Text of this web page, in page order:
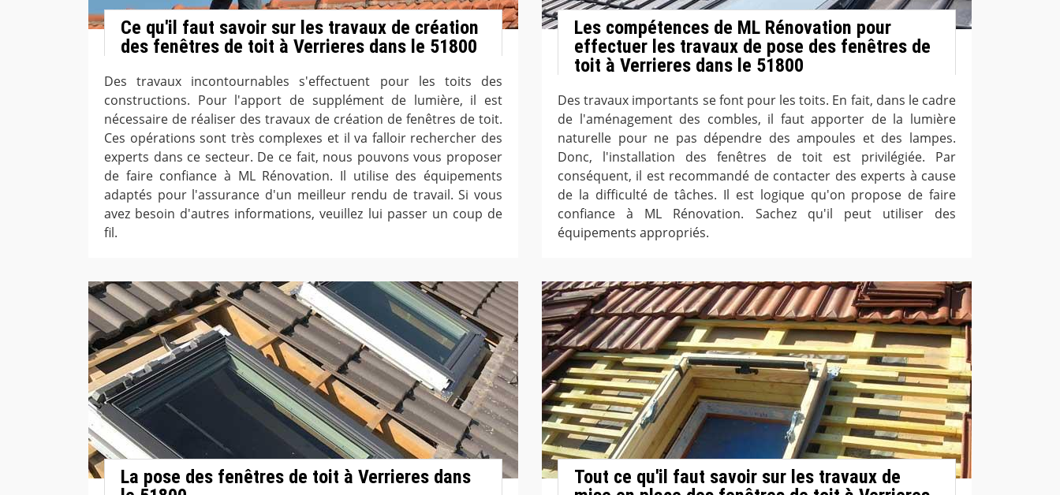
Ce qu'il faut savoir sur les travaux de création
des fenêtres de toit à Verrieres dans le 51800
Des travaux incontournables s'effectuent pour les toits des
constructions. Pour l'apport de supplément de lumière, il est
nécessaire de réaliser des travaux de création de fenêtres de toit.
Ces opérations sont très complexes et il va falloir rechercher des
experts dans ce secteur. De ce fait, nous pouvons vous proposer
de faire confiance à ML Rénovation. Il utilise des équipements
adaptés pour l'assurance d'un meilleur rendu de travail. Si vous
avez besoin d'autres informations, veuillez lui passer un coup de
fil.
Les compétences de ML Rénovation pour
effectuer les travaux de pose des fenêtres de
toit à Verrieres dans le 51800
Des travaux importants se font pour les toits. En fait, dans le cadre
de l'aménagement des combles, il faut apporter de la lumière
naturelle pour ne pas dépendre des ampoules et des lampes.
Donc, l'installation des fenêtres de toit est privilégiée. Par
conséquent, il est recommandé de contacter des experts à cause
de la difficulté de tâches. Il est logique qu'on propose de faire
confiance à ML Rénovation. Sachez qu'il peut utiliser des
équipements appropriés.
La pose des fenêtres de toit à Verrieres dans
Tout ce qu'il faut savoir sur les travaux de